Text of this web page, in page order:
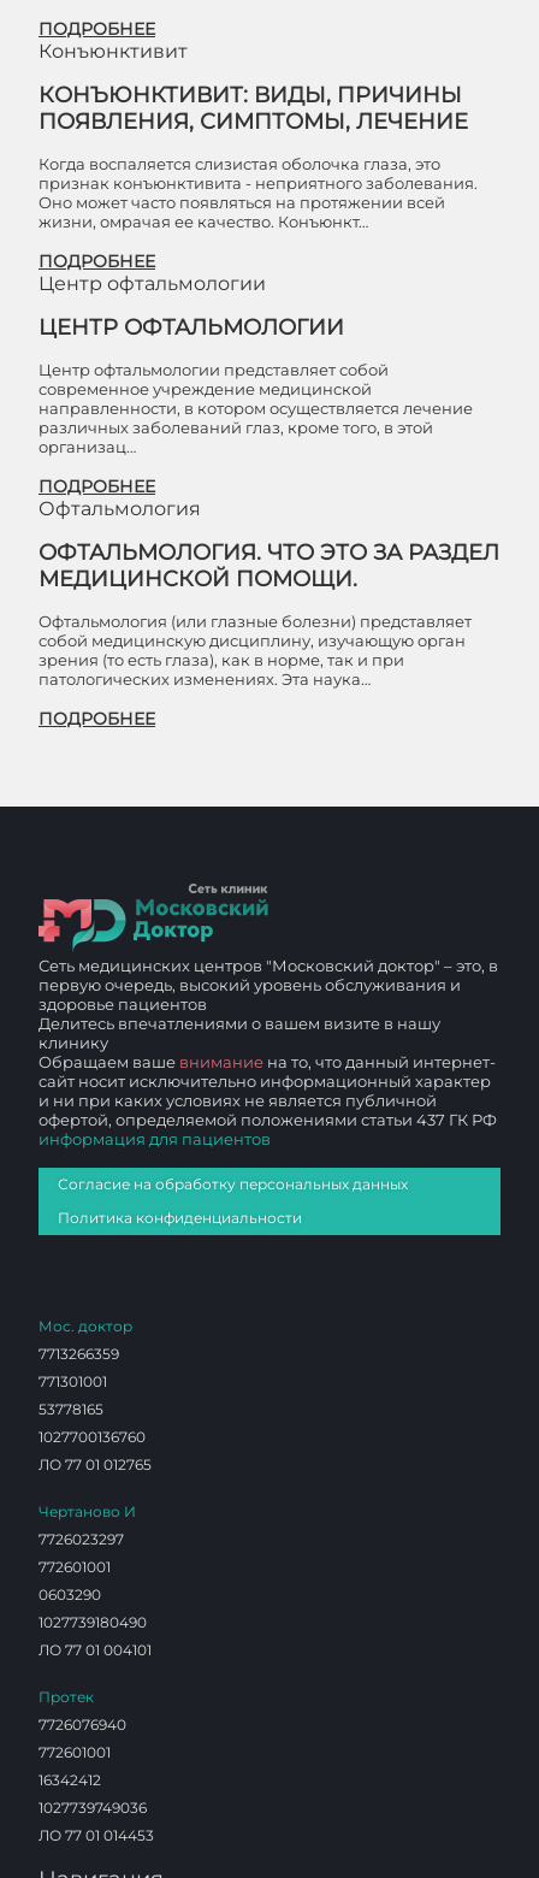
ПОДРОБНЕЕ
Конъюнктивит
КОНЪЮНКТИВИТ: ВИДЫ, ПРИЧИНЫ
ПОЯВЛЕНИЯ, СИМПТОМЫ, ЛЕЧЕНИЕ
Когда воспаляется слизистая оболочка глаза, это
признак конъюнктивита - неприятного заболевания.
Оно может часто появляться на протяжении всей
жизни, омрачая ее качество. Конъюнкт…
ПОДРОБНЕЕ
Центр офтальмологии
ЦЕНТР ОФТАЛЬМОЛОГИИ
Центр офтальмологии представляет собой
современное учреждение медицинской
направленности, в котором осуществляется лечение
различных заболеваний глаз, кроме того, в этой
организац…
ПОДРОБНЕЕ
Офтальмология
ОФТАЛЬМОЛОГИЯ. ЧТО ЭТО ЗА РАЗДЕЛ
МЕДИЦИНСКОЙ ПОМОЩИ.
Офтальмология (или глазные болезни) представляет
собой медицинскую дисциплину, изучающую орган
зрения (то есть глаза), как в норме, так и при
патологических изменениях. Эта наука…
ПОДРОБНЕЕ
Сеть медицинских центров "Московский доктор" – это, в
первую очередь, высокий уровень обслуживания и
здоровье пациентов
Делитесь впечатлениями о вашем визите в нашу
клинику
Обращаем ваше внимание на то, что данный интернет-
сайт носит исключительно информационный характер
и ни при каких условиях не является публичной
офертой, определяемой положениями статьи 437 ГК РФ
информация для пациентов
Согласие на обработку персональных данных
Политика конфиденциальности
Мос. доктор
7713266359
771301001
53778165
1027700136760
ЛО 77 01 012765
Чертаново И
7726023297
772601001
0603290
1027739180490
ЛО 77 01 004101
Протек
7726076940
772601001
16342412
1027739749036
ЛО 77 01 014453